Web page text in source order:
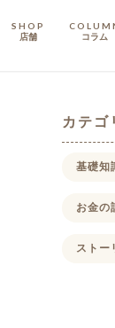
SHOP
店舗 コラム
カテゴ
基礎知
お金の
ストー